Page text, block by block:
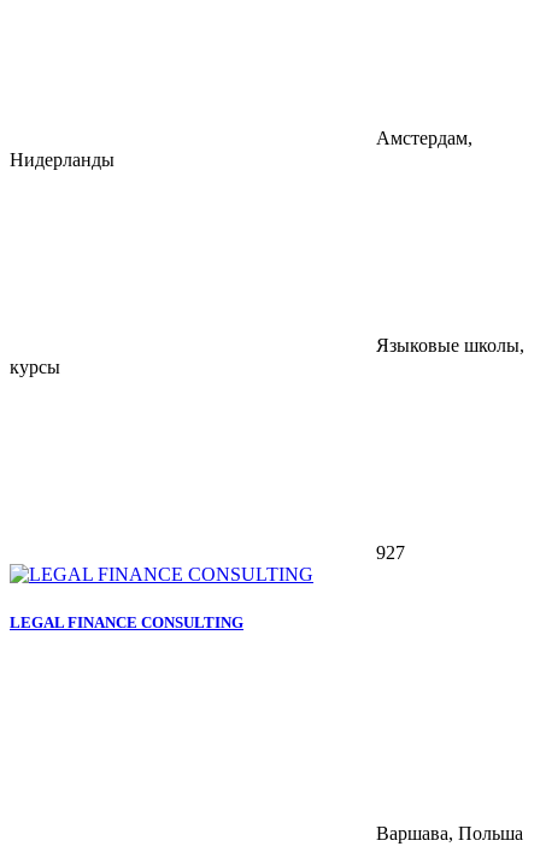
Амстердам,
Нидерланды
Языковые школы,
курсы
927
LEGAL FINANCE CONSULTING
Варшава, Польша